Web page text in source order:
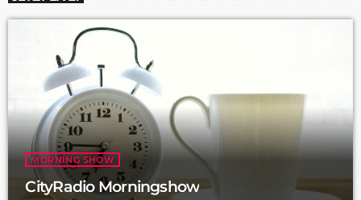
MORNING SHOW
CityRadio Morningshow